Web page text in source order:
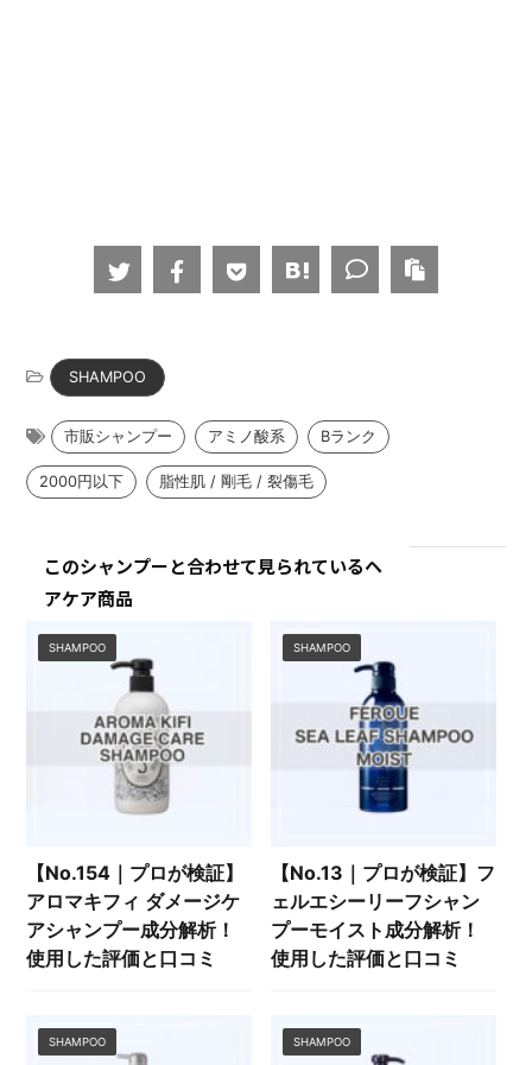
このシャンプーと合わせて見られているヘ
アケア商品
SHAMPOO
【No.154｜プロが検証】
アロマキフィ ダメージケ
アシャンプー成分解析！
使用した評価と口コミ
SHAMPOO
【No.13｜プロが検証】フ
ェルエシーリーフシャン
プーモイスト成分解析！
使用した評価と口コミ
SHAMPOO SHAMPOO